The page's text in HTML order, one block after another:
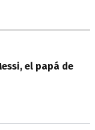
el papá de